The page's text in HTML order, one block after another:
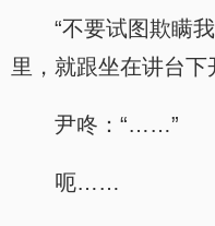
“不要试图欺瞒
里，就跟坐在讲台下
尹咚：“……”
呃……